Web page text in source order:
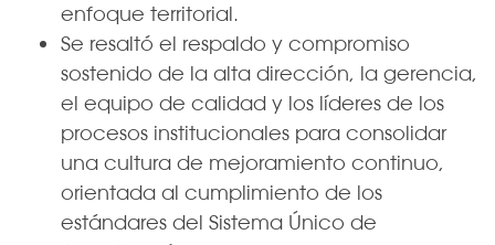
enfoque territorial.
Se resaltó el respaldo y compromiso
sostenido de la alta dirección, la gerencia,
el equipo de calidad y los líderes de los
procesos institucionales para consolidar
una cultura de mejoramiento continuo,
orientada al cumplimiento de los
estándares del Sistema Único de